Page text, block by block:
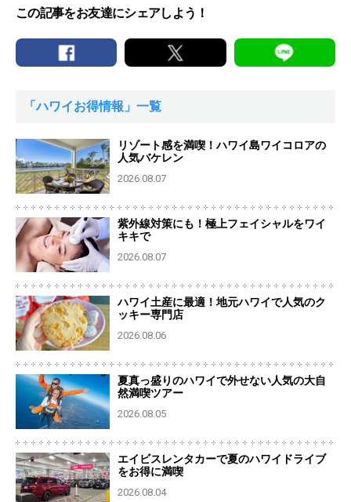
この記事をお友達にシェアしよう！
「ハワイお得情報」一覧
リゾート感を満喫！ハワイ島ワイコロアの
人気バケレン
2026.08.07
紫外線対策にも！極上フェイシャルをワイ
キキで
2026.08.07
ハワイ土産に最適！地元ハワイで人気のク
ッキー専門店
2026.08.06
夏真っ盛りのハワイで外せない人気の大自
然満喫ツアー
2026.08.05
エイビスレンタカーで夏のハワイドライブ
をお得に満喫
2026.08.04